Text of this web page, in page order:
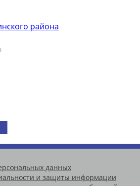
района
данных
и защиты информации